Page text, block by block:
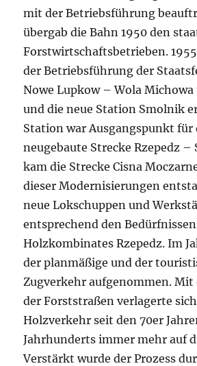
mit der Betriebsführung
übergab die Bahn 1950 den
Forstwirtschaftsbetrieben.
der Betriebsführung der
Nowe Lupkow – Wola
und die neue Station Smolnik
Station war Ausgangspunkt für
neugebaute Strecke Rzepedz –
kam die Strecke Cisna
dieser Modernisierungen
neue Lokschuppen und
entsprechend den
Holzkombinates Rzepedz. Im
der planmäßige und der
Zugverkehr aufgenommen. Mit
der Forststraßen verlagerte
Holzverkehr seit den 70er
Jahrhunderts immer mehr auf
Verstärkt wurde der Prozess